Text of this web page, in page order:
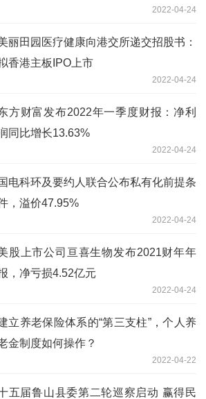
2022-04-24
丽田园医疗健康向港交所递交招股书：
香港主板IPO上市
2022-04-24
方财富发布2022年一季度财报：净利
同比增长13.63%
2022-04-24
电科环及要约人联合公布私有化前提条
，溢价47.95%
2022-04-24
股上市公司亘喜生物发布2021财年年
，净亏损4.52亿元
2022-04-24
立养老保险体系的“第三支柱”，个人养
金制度如何操作？
2022-04-22
五届鲁山县委第二轮巡察启动 赢得民